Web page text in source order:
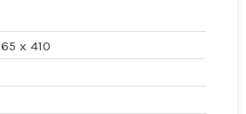
65 x 410